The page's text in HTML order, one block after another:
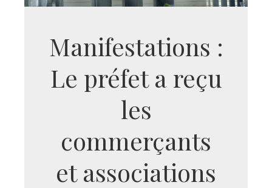
Manifestations :
Le préfet a reçu
les
commerçants
et associations